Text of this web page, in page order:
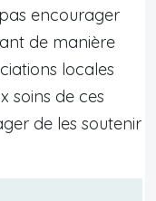
encourager
de manière
locales
soins de ces
de les soutenir